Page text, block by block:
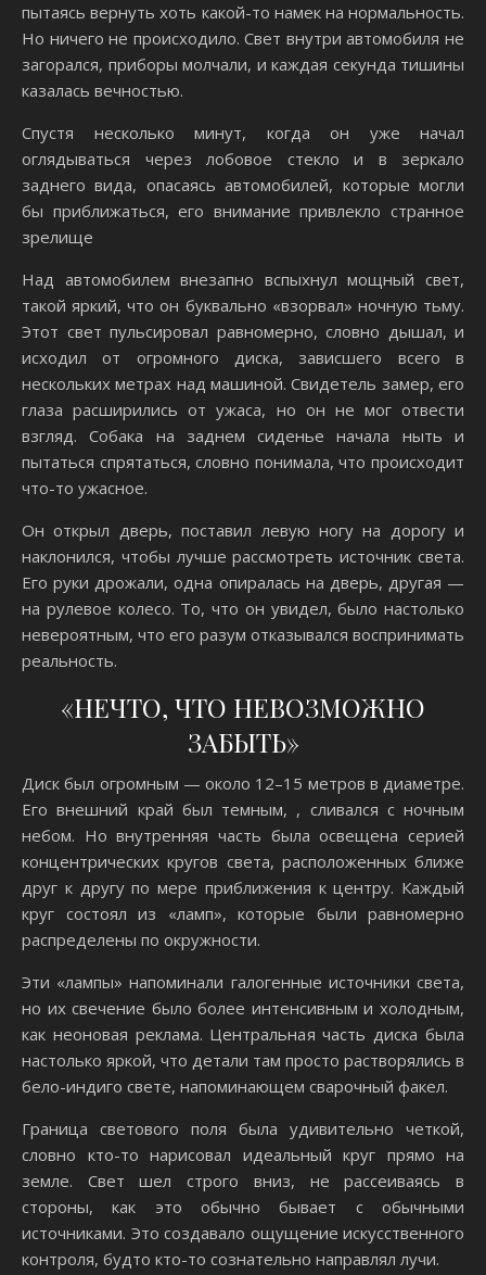
пытаясь вернуть хоть какой-то намек на нормальность.
Но ничего не происходило. Свет внутри автомобиля не
загорался, приборы молчали, и каждая секунда тишины
казалась вечностью.
Спустя несколько минут, когда он уже начал
оглядываться через лобовое стекло и в зеркало
заднего вида, опасаясь автомобилей, которые могли
бы приближаться, его внимание привлекло странное
зрелище
Над автомобилем внезапно вспыхнул мощный свет,
такой яркий, что он буквально «взорвал» ночную тьму.
Этот свет пульсировал равномерно, словно дышал, и
исходил от огромного диска, зависшего всего в
нескольких метрах над машиной. Свидетель замер, его
глаза расширились от ужаса, но он не мог отвести
взгляд. Собака на заднем сиденье начала ныть и
пытаться спрятаться, словно понимала, что происходит
что-то ужасное.
Он открыл дверь, поставил левую ногу на дорогу и
наклонился, чтобы лучше рассмотреть источник света.
Его руки дрожали, одна опиралась на дверь, другая —
на рулевое колесо. То, что он увидел, было настолько
невероятным, что его разум отказывался воспринимать
реальность.
«НЕЧТО, ЧТО НЕВОЗМОЖНО
ЗАБЫТЬ»
Диск был огромным — около 12–15 метров в диаметре.
Его внешний край был темным, , сливался с ночным
небом. Но внутренняя часть была освещена серией
концентрических кругов света, расположенных ближе
друг к другу по мере приближения к центру. Каждый
круг состоял из «ламп», которые были равномерно
распределены по окружности.
Эти «лампы» напоминали галогенные источники света,
но их свечение было более интенсивным и холодным,
как неоновая реклама. Центральная часть диска была
настолько яркой, что детали там просто растворялись в
бело-индиго свете, напоминающем сварочный факел.
Граница светового поля была удивительно четкой,
словно кто-то нарисовал идеальный круг прямо на
земле. Свет шел строго вниз, не рассеиваясь в
стороны, как это обычно бывает с обычными
источниками. Это создавало ощущение искусственного
контроля, будто кто-то сознательно направлял лучи.